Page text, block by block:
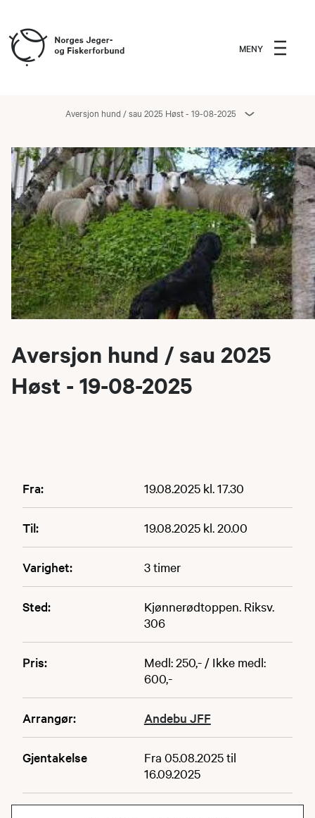
MENY
Aversjon hund / sau 2025 Høst - 19-08-2025
Aversjon hund / sau 2025
Høst - 19-08-2025
Fra: 19.08.2025 kl. 17.30
Til: 19.08.2025 kl. 20.00
Varighet: 3 timer
Sted:
Kjønnerødtoppen. Riksv.
306
Pris:
Medl: 250,- / Ikke medl:
600,-
Arrangør: Andebu JFF
Gjentakelse
Fra 05.08.2025 til
16.09.2025